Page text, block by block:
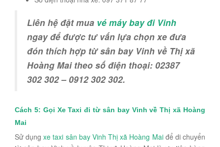
Liên hệ đặt mua vé máy bay đi Vinh
ngay để được tư vấn lựa chọn xe đưa
đón thích hợp từ sân bay Vinh về Thị xã
Hoàng Mai theo số điện thoại: 02387
302 302 – 0912 302 302.
Cách 5: Gọi Xe Taxi đi từ sân bay Vinh về Thị xã Hoàng
Mai
Sử dụngxe taxi sân bay Vinh Thị xã Hoàng Maiđể di chuyển